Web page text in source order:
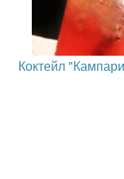
Коктейл